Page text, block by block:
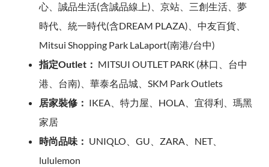
心、誠品生活(含誠品線上)、京站、三創生活、夢
時代、統一時代(含DREAM PLAZA)、中友百貨、
Mitsui Shopping Park LaLaport(南港/台中)
指定Outlet： MITSUI OUTLET PARK (林口、台中
港、台南)、華泰名品城、SKM Park Outlets
居家裝修： IKEA、特力屋、HOLA、宜得利、瑪黑
家居
時尚品味： UNIQLO、GU、ZARA、NET、
lululemon